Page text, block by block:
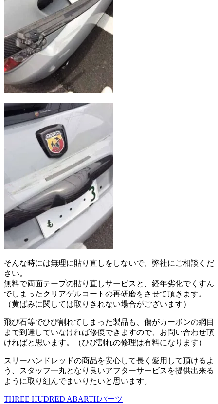
そんな時には無理に貼り直しをしないで、弊社にご相談くだ
さい。
無料で両面テープの貼り直しサービスと、経年劣化でくすん
でしまったクリアゲルコートの再研磨をさせて頂きます。
（黄ばみに関しては取りきれない場合がございます）
飛び石等でひび割れてしまった製品も、傷がカーボンの網目
まで到達していなければ修復できますので、お問い合わせ頂
ければと思います。（ひび割れの修理は有料になります）
スリーハンドレッドの商品を安心して長く愛用して頂けるよ
う、スタッフ一丸となり良いアフターサービスを提供出来る
ように取り組んでまいりたいと思います。
THREE HUDRED ABARTHパーツ